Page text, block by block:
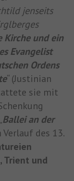
jenseits
Kirche und ein
Evangelist
Ordens
“ (Justinian
sie mit
Ballei an der
Verlauf des 13.
Trient und